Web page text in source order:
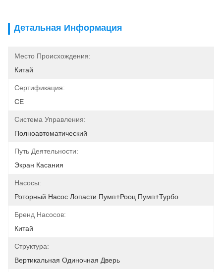
Детальная Информация
Место Происхождения:
Китай
Сертификация:
CE
Система Управления:
Полноавтоматический
Путь Деятельности:
Экран Касания
Насосы:
Роторный Насос Лопасти Пумп+Рооц Пумп+Турбо
Бренд Насосов:
Китай
Структура:
Вертикальная Одиночная Дверь